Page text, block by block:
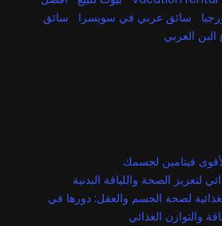
سائق عربي في سويسرا
سائق
البن العربي
فيتامين لجسمك
لتعزيز الصحة واللياقة البدنية
لصحة الجسم والعقل: دورها في
والتوازن الغذائي